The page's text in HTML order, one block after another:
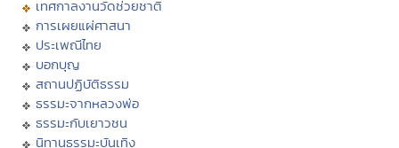
เทศกาลงานวัดช่วยชาติ
การเผยแผ่ศาสนา
ประเพณีไทย
บอกบุญ
สถานปฏิบัติธรรม
ธรรมะจากหลวงพ่อ
ธรรมะกับเยาวชน
นิทานธรรมะบันเทิง